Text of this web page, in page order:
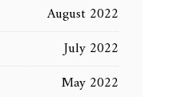
August 2022
July 2022
May 2022